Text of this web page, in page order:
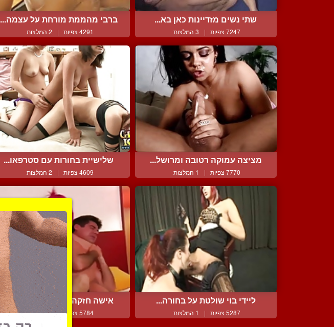
שתי נשים מזדיינות כאן בא...
7247 צפיות | 3 המלצות
ברבי מהממת מורחת על עצמה...
4291 צפיות | 2 המלצות
מציצה עמוקה רטובה ומרושל...
7770 צפיות | 1 המלצות
שלישיית בחורות עם סטרפאו...
4609 צפיות | 2 המלצות
ליידי בוי שולטת על בחורה...
5287 צפיות | 1 המלצות
אישה חזקה הולכת מכות עם ...
5784 צפיות | 1 המלצות